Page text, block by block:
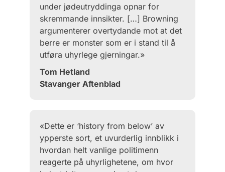
under jødeutryddinga opnar for
skremmande innsikter. […] Browning
argumenterer overtydande mot at det
berre er monster som er i stand til å
utføra uhyrlege gjerningar.»
Tom Hetland
Stavanger Aftenblad
«Dette er ‘history from below’ av
ypperste sort, et uvurderlig innblikk i
hvordan helt vanlige politimenn
reagerte på uhyrlighetene, om hvor